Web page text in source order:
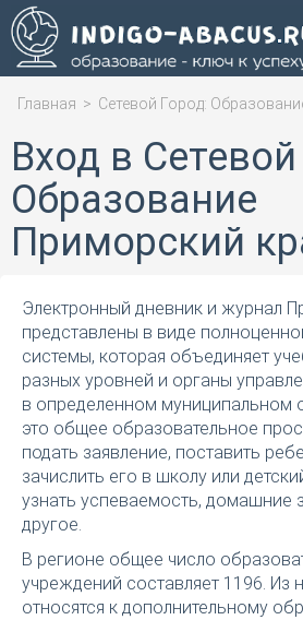
Главная > Сетевой Город:
Вход в
Образование
Приморский
Электронный дневник и журнал
представлены в виде
системы, которая объединяет
разных уровней и органы
в определенном муниципальном
это общее образовательное
подать заявление, поставить
зачислить его в школу или
узнать успеваемость, домашние
другое.
В регионе общее число
учреждений составляет 1196. Из
относятся к дополнительному